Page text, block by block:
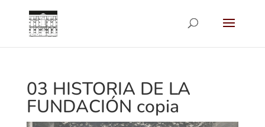
03 HISTORIA DE LA
FUNDACIÓN copia